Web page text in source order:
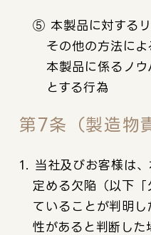
⑤ 本製品に対する
その他の方法によ
本製品に係るノ
とする行為
第7条（製造物
1. 当社及びお客様は
定める欠陥（以下
ていることが判明
性があると判断した